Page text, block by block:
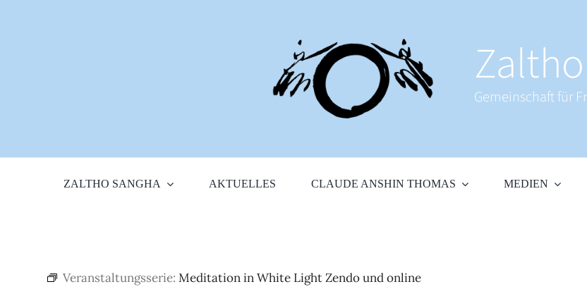
Gemeinschaft für
ZALTHO SANGHA AKTUELLES CLAUDE ANSHIN THOMAS MEDIEN
Veranstaltungsserie:Meditation in White Light Zendo und online